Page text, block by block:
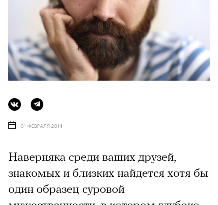
01 ФЕВРАЛЯ 2014
Наверняка среди ваших друзей,
знакомых и близких найдется хотя бы
один образец суровой